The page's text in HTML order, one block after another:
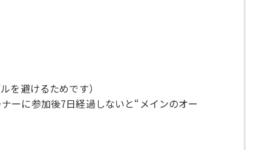
を避けるためです）
ーに参加後7日経過しないと“メインのオー